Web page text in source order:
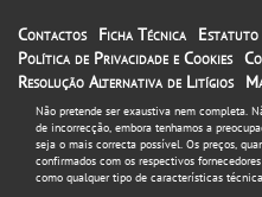
Contactos Ficha Técnica
Política de Privacidade e Cookies
Resolução Alternativa de Litígios
Não pretende ser exaustiva nem completa.
de incorrecção, embora tenhamos a
seja o mais correcta possível. Os preços,
confirmados com os respectivos
como qualquer tipo de características